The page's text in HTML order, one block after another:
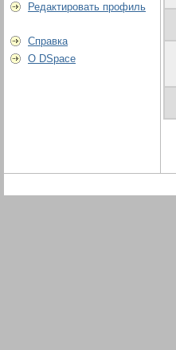
Редактировать профиль
Справка
О DSpace